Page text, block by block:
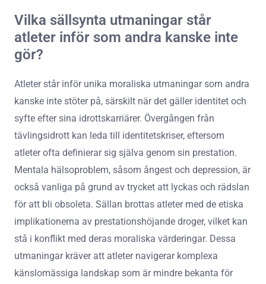
Vilka sällsynta utmaningar står
atleter inför som andra kanske inte
gör?
Atleter står inför unika moraliska utmaningar som andra
kanske inte stöter på, särskilt när det gäller identitet och
syfte efter sina idrottskarriärer. Övergången från
tävlingsidrott kan leda till identitetskriser, eftersom
atleter ofta definierar sig själva genom sin prestation.
Mentala hälsoproblem, såsom ångest och depression, är
också vanliga på grund av trycket att lyckas och rädslan
för att bli obsoleta. Sällan brottas atleter med de etiska
implikationerna av prestationshöjande droger, vilket kan
stå i konflikt med deras moraliska värderingar. Dessa
utmaningar kräver att atleter navigerar komplexa
känslomässiga landskap som är mindre bekanta för